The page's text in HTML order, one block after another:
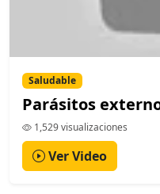
Saludable
Parásitos
1,529 visualizaciones
Ver Video